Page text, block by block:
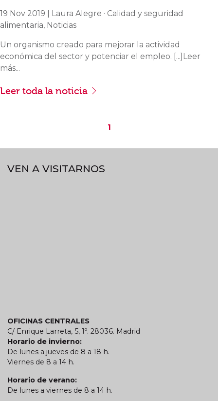
19 Nov 2019 | Laura Alegre · Calidad y seguridad
alimentaria, Noticias
Un organismo creado para mejorar la actividad
económica del sector y potenciar el empleo. [...]Leer
más...
Leer toda la noticia
1
VEN A VISITARNOS
OFICINAS CENTRALES
C/ Enrique Larreta, 5, 1º. 28036. Madrid
Horario de invierno:
De lunes a jueves de 8 a 18 h.
Viernes de 8 a 14 h.
Horario de verano:
De lunes a viernes de 8 a 14 h.